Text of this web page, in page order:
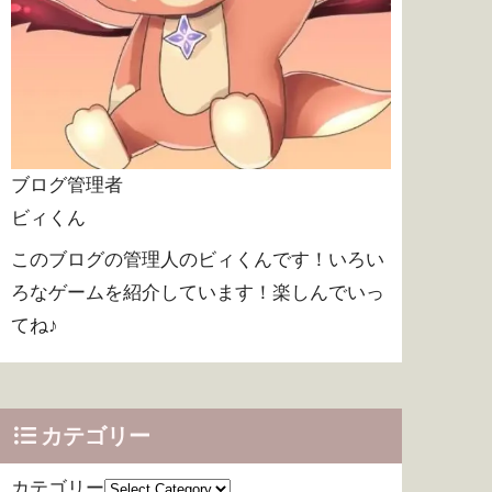
ブログ管理者
ビィくん
このブログの管理人のビィくんです！いろい
ろなゲームを紹介しています！楽しんでいっ
てね♪
カテゴリー